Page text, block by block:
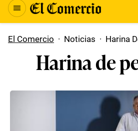
El Comercio · Noticias · Harina
Harina de